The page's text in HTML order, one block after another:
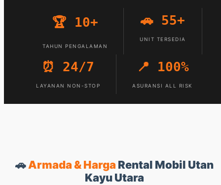
🏆 10+
TAHUN PENGALAMAN
🚗 55+
UNIT TERSEDIA
⏰ 24/7
LAYANAN NON-STOP
📍 100%
ASURANSI ALL RISK
🚗Armada & Harga Rental Mobil Utan
Kayu Utara